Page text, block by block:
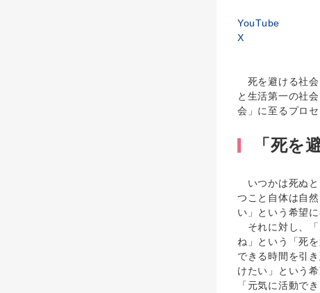
YouTube
X
死を避ける社会
と生活第一の社
会」に至るプロ
「死を
いつかは死ぬと
つこと自体は自
い」という希望
それに対し、「
ね」という「死
できる時間を引
けたい」という
「元気に活動で